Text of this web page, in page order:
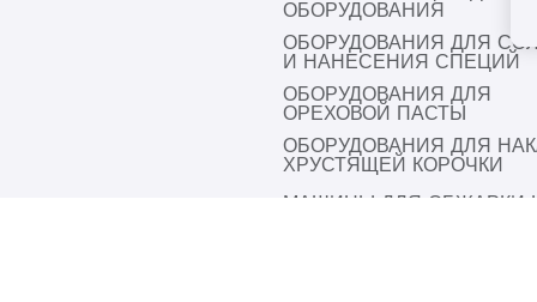
ОБОРУДОВАНИЯ
ОБОРУДОВАНИЯ ДЛЯ
И НАНЕСЕНИЯ СПЕЦИЙ
ОБОРУДОВАНИЯ ДЛЯ
ОРЕХОВОЙ ПАСТЫ
ОБОРУДОВАНИЯ ДЛЯ
ХРУСТЯЩЕЙ КОРОЧКИ
МАШИНЫ ДЛЯ ОБЖАРКИ